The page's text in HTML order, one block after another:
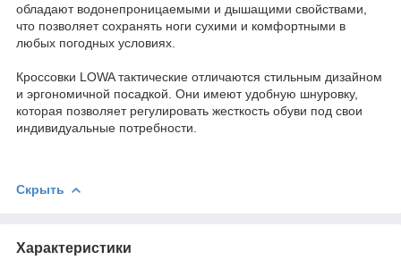
обладают водонепроницаемыми и дышащими свойствами,
что позволяет сохранять ноги сухими и комфортными в
любых погодных условиях.
Кроссовки LOWA тактические отличаются стильным дизайном
и эргономичной посадкой. Они имеют удобную шнуровку,
которая позволяет регулировать жесткость обуви под свои
индивидуальные потребности.
Скрыть
Характеристики